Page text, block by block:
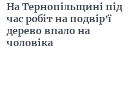
На Тернопільщині під
час робіт на подвір’ї
дерево впало на
чоловіка